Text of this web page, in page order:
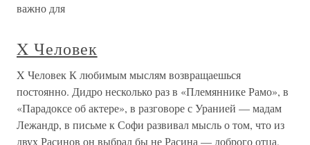
важно для
X Человек
X Человек К любимым мыслям возвращаешься
постоянно. Дидро несколько раз в «Племяннике Рамо», в
«Парадоксе об актере», в разговоре с Уранией — мадам
Лежандр, в письме к Софи развивал мысль о том, что из
двух Расинов он выбрал бы не Расина — доброго отца,